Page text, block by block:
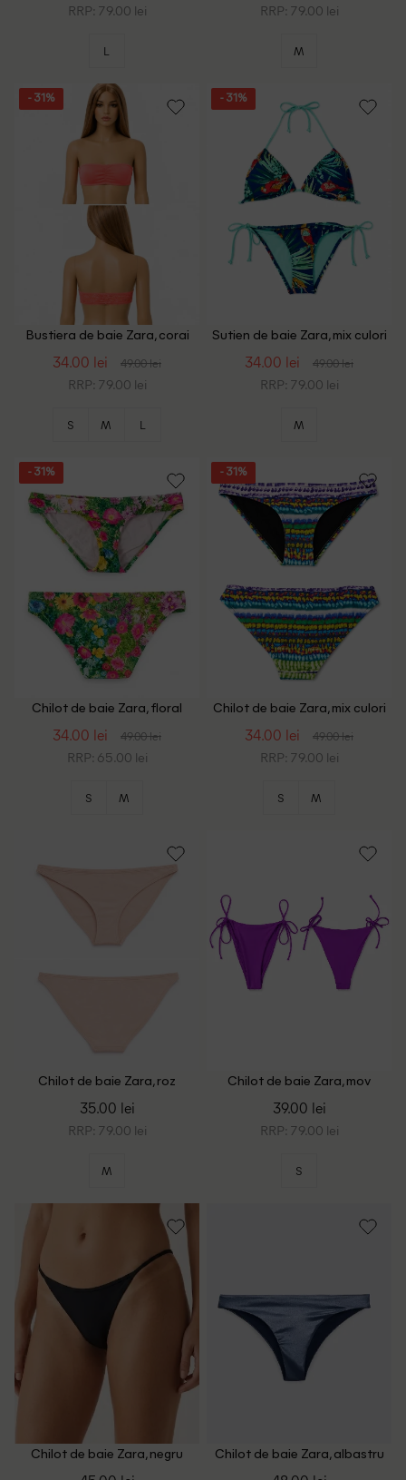
RRP: 79.00 lei
L
RRP: 79.00 lei
M
- 31%
Bustiera de baie Zara, corai
34.00 lei 49.00 lei
RRP: 79.00 lei
S M L
- 31%
Sutien de baie Zara, mix culori
34.00 lei 49.00 lei
RRP: 79.00 lei
M
- 31%
Chilot de baie Zara, floral
34.00 lei 49.00 lei
RRP: 65.00 lei
S M
- 31%
Chilot de baie Zara, mix culori
34.00 lei 49.00 lei
RRP: 79.00 lei
S M
Chilot de baie Zara, roz
35.00 lei
RRP: 79.00 lei
M
Chilot de baie Zara, mov
39.00 lei
RRP: 79.00 lei
S
Chilot de baie Zara, negru Chilot de baie Zara, albastru